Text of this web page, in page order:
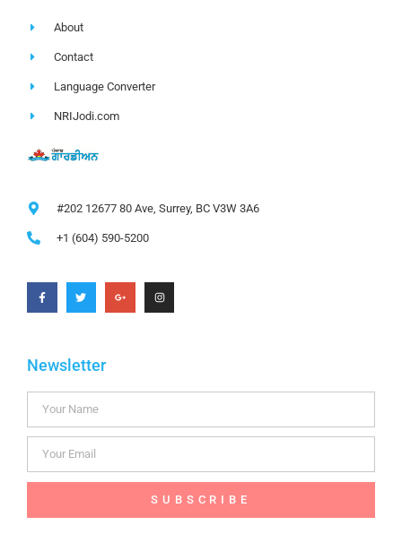
About
Contact
Language Converter
NRIJodi.com
#202 12677 80 Ave, Surrey, BC V3W 3A6
+1 (604) 590-5200
Newsletter
SUBSCRIBE